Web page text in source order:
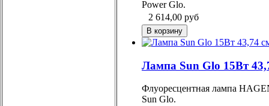
Power Glo.
2 614,00 руб
Лампа Sun Glo 15Вт
Флуоресцентная лампа
Sun Glo.